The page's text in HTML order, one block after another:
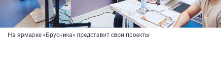
На ярмарке «Брусника» представит свои проекты